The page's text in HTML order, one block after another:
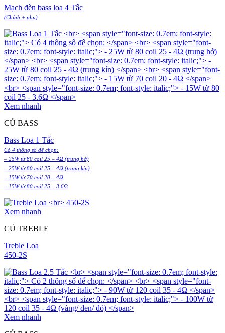
Mạch đèn bass loa 4 Tấc
(Chính + phụ)
Xem nhanh
CỦ BASS
Bass Loa 1 Tấc
Có 4 thông số để chọn:
– 25W từ 80 coil 25 – 4Ω (trung hở)
– 25W từ 80 coil 25 – 4Ω (trung kín)
– 15W từ 70 coil 20 – 4Ω
– 15W từ 80 coil 25 – 3.6Ω
Xem nhanh
CỦ TREBLE
Treble Loa
450-2S
Xem nhanh